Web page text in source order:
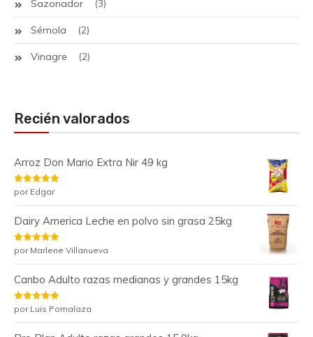
Sazonador (3)
Sémola (2)
Vinagre (2)
Recién valorados
Arroz Don Mario Extra Nir 49 kg
Valorado
con
de 5
por Edgar
Dairy America Leche en polvo sin grasa 25kg
Valorado
con
por Marlene Villanueva
Canbo Adulto razas medianas y grandes 15kg
Valorado
con
por Luis Pomalaza